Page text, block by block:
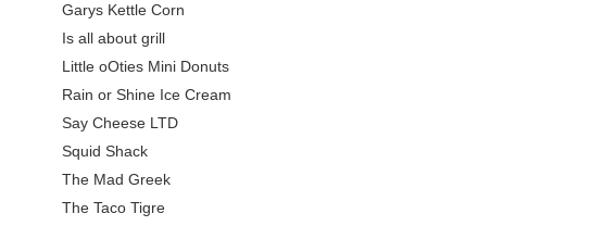
Garys Kettle Corn
Is all about grill
Little oOties Mini Donuts
Rain or Shine Ice Cream
Say Cheese LTD
Squid Shack
The Mad Greek
The Taco Tigre